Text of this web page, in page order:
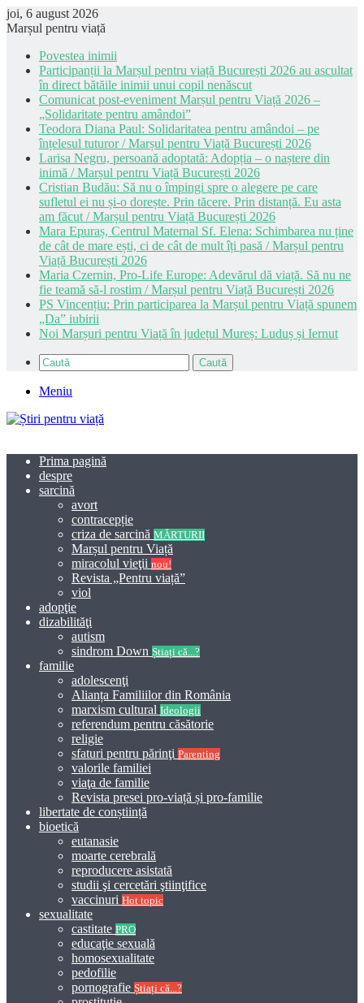
joi, 6 august 2026
Marșul pentru viață
Povestea inimii
Participanții la Marșul pentru viață București 2026 au ascultat
în direct bătăile inimii unui copil nenăscut
Comunicat post-eveniment Marșul pentru Viață 2026 –
„Solidaritate pentru amândoi”
Teodora Diana Paul: Solidaritatea pentru amândoi – pe
înțelesul tuturor / Marșul pentru Viață București 2026
Larisa Negru, persoană adoptată: Adopția – o naștere din
inimă / Marșul pentru Viață București 2026
Cristian Budău: Să nu o împingi spre o alegere pe care
sufletul ei nu și-o dorește. Prin tăcere. Prin distanță. Eu asta
am făcut / Marșul pentru Viață București 2026
Mara Epuraș, Centrul Maternal Sf. Elena: Schimbarea nu ține
de cât de mare ești, ci de cât de mult îți pasă / Marșul pentru
Viață București 2026
Maria Czernin, Pro-Life Europe: Adevărul dă viață. Să nu ne
fie teamă să-l rostim / Marșul pentru Viață București 2026
PS Vincențiu: Prin participarea la Marșul pentru Viață spunem
„Da” iubirii
Noi Marșuri pentru Viață în județul Mureș: Luduș și Iernut
Caută
Meniu
Prima pagină
despre
sarcină
avort
contracepție
criza de sarcină MĂRTURII
Marșul pentru Viață
miracolul vieţii nou!
Revista „Pentru viață”
viol
adopţie
dizabilităţi
autism
sindrom Down Știați că...?
familie
adolescenţi
Alianța Familiilor din România
marxism cultural Ideologii
referendum pentru căsătorie
religie
sfaturi pentru părinţi Parenting
valorile familiei
viaţa de familie
Revista presei pro-viață și pro-familie
libertate de conștiință
bioetică
eutanasie
moarte cerebrală
reproducere asistată
studii şi cercetări ştiinţifice
vaccinuri Hot topic
sexualitate
castitate PRO
educaţie sexuală
homosexualitate
pedofilie
pornografie Știați că...?